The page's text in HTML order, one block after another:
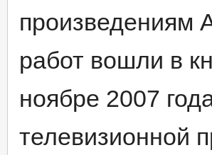
произведениям
работ вошли в
ноябре 2007
телевизионной